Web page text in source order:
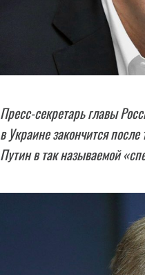
Пресс-секретарь главы
в Украине закончится
Путин в так называемой